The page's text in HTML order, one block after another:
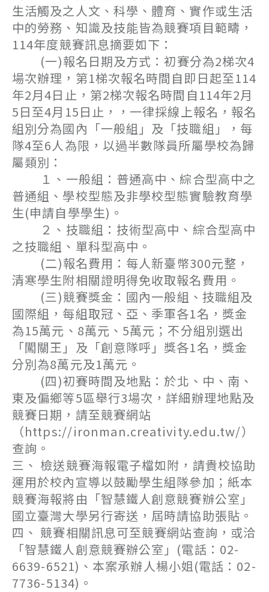
生活觸及之人文、科學、體育、實作或生活
中的勞務、知識及技能皆為競賽項目範疇，
114年度競賽訊息摘要如下：
(一)報名日期及方式：初賽分為2梯次4
場次辦理，第1梯次報名時間自即日起至114
年2月4日止，第2梯次報名時間自114年2月
5日至4月15日止，，一律採線上報名，報名
組別分為國內「一般組」及「技職組」，每
隊4至6人為限，以過半數隊員所屬學校為歸
屬類別：
１、一般組：普通高中、綜合型高中之
普通組、學校型態及非學校型態實驗教育學
生(申請自學學生)。
２、技職組：技術型高中、綜合型高中
之技職組、單科型高中。
(二)報名費用：每人新臺幣300元整，
清寒學生附相關證明得免收取報名費用。
(三)競賽獎金：國內一般組、技職組及
國際組，每組取冠、亞、季軍各1名，獎金
為15萬元、8萬元、5萬元；不分組別選出
「闖關王」及「創意隊呼」獎各1名，獎金
分別為8萬元及1萬元。
(四)初賽時間及地點：於北、中、南、
東及偏鄉等5區舉行3場次，詳細辦理地點及
競賽日期，請至競賽網站
（https://ironman.creativity.edu.tw/）
查詢。
三、 檢送競賽海報電子檔如附，請貴校協助
運用於校內宣導以鼓勵學生組隊參加；紙本
競賽海報將由「智慧鐵人創意競賽辦公室」
國立臺灣大學另行寄送，屆時請協助張貼。
四、 競賽相關訊息可至競賽網站查詢，或洽
「智慧鐵人創意競賽辦公室」(電話：02-
6639-6521)、本案承辦人楊小姐(電話：02-
7736-5134)。